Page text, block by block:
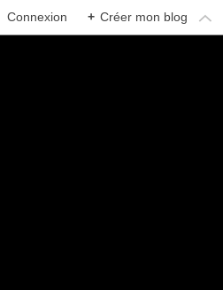
Connexion + Créer mon blog